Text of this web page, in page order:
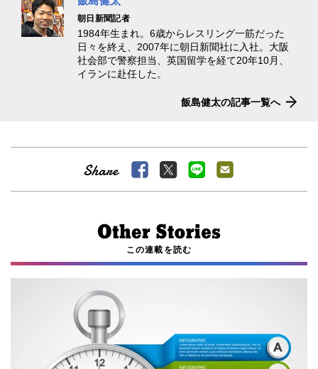
朝日新聞記者
1984年生まれ。6歳からレスリング一筋だった
日々を終え、2007年に朝日新聞社に入社。大阪
社会部で警察担当、英国留学を経て20年10月、
イランに赴任した。
飯島健太の記事一覧へ
この連載を読む